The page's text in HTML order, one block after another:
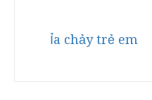
Ỉa chảy trẻ em